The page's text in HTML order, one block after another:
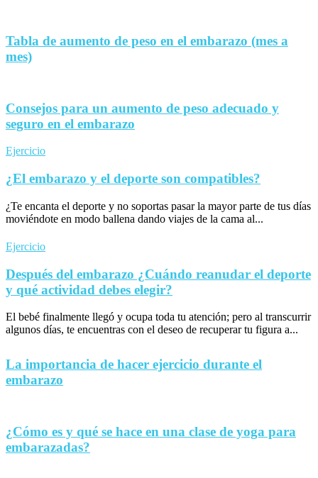
Tabla de aumento de peso en el embarazo (mes a
mes)
Consejos para un aumento de peso adecuado y
seguro en el embarazo
Ejercicio
¿El embarazo y el deporte son compatibles?
¿Te encanta el deporte y no soportas pasar la mayor parte de tus días
moviéndote en modo ballena dando viajes de la cama al...
Ejercicio
Después del embarazo ¿Cuándo reanudar el deporte
y qué actividad debes elegir?
El bebé finalmente llegó y ocupa toda tu atención; pero al transcurrir
algunos días, te encuentras con el deseo de recuperar tu figura a...
La importancia de hacer ejercicio durante el
embarazo
¿Cómo es y qué se hace en una clase de yoga para
embarazadas?